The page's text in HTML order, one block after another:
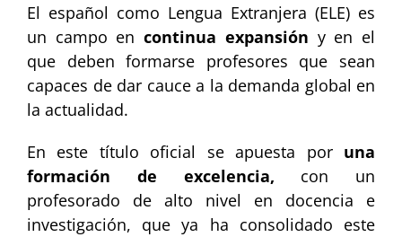
El español como Lengua Extranjera (ELE) es
un campo en continua expansión y en el
que deben formarse profesores que sean
capaces de dar cauce a la demanda global en
la actualidad.
En este título oficial se apuesta poruna
formación de excelencia, con un
profesorado de alto nivel en docencia e
investigación, que ya ha consolidado este